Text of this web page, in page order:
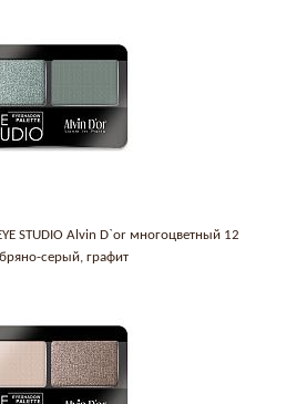
STUDIO Alvin D`or многоцветный 12
серый, графит